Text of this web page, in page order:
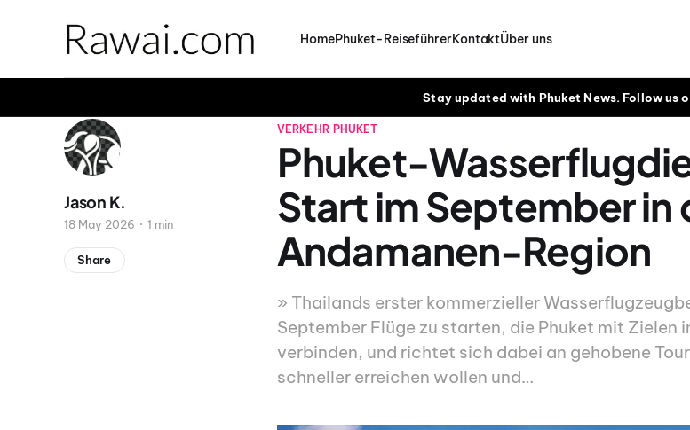
HomePhuket-ReiseführerKontaktÜber uns
Stay updated with Phuket News. Follow us
VERKEHR PHUKET
Phuket-
Start im September in
Andamanen-Region
» Thailands erster kommerzieller
September Flüge zu starten, die Phuket mit Zielen
verbinden, und richtet sich dabei an gehobene
schneller erreichen wollen und…
Jason K.
18 May 2026 1 min
Share